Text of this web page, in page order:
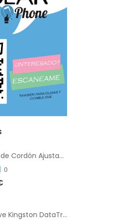
1 Pieza de Cordón Ajustable Universal Para el Teléfono Con Clip Antipérdida
0
Pendrive Kingston DataTraveler® Exodia™ 64GB 3.2'